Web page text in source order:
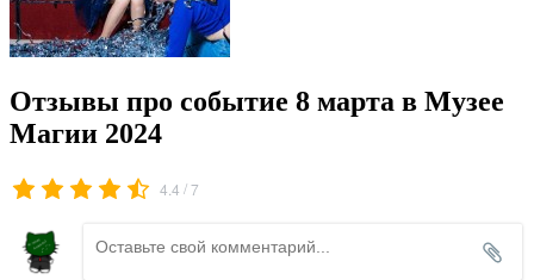
Отзывы про событие 8 марта в Музее
Магии 2024
4.4 /7